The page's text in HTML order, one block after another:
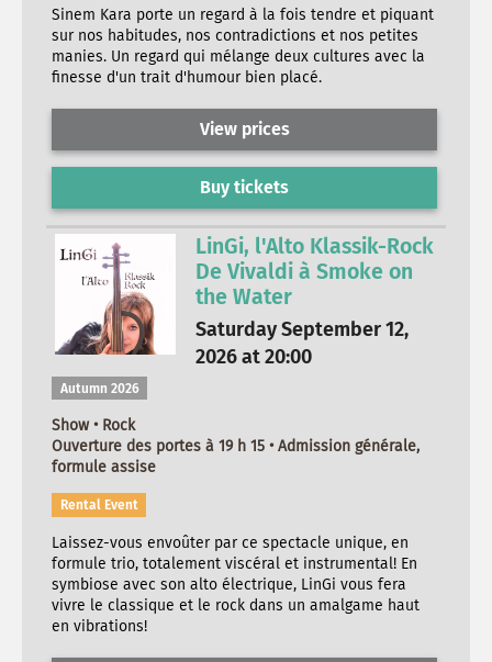
Sinem Kara porte un regard à la fois tendre et piquant
sur nos habitudes, nos contradictions et nos petites
manies. Un regard qui mélange deux cultures avec la
finesse d'un trait d'humour bien placé.
View prices
Buy tickets
LinGi, l'Alto Klassik-Rock
De Vivaldi à Smoke on
the Water
Saturday September 12,
2026 at 20:00
Autumn 2026
Show • Rock
Ouverture des portes à 19 h 15 • Admission générale,
formule assise
Rental Event
Laissez-vous envoûter par ce spectacle unique, en
formule trio, totalement viscéral et instrumental! En
symbiose avec son alto électrique, LinGi vous fera
vivre le classique et le rock dans un amalgame haut
en vibrations!